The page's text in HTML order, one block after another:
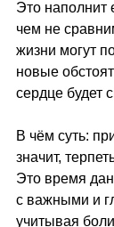
Это наполнит
чем не
жизни могут
новые
сердце будет
В чём суть:
значит,
Это время
с важными и
учитывая